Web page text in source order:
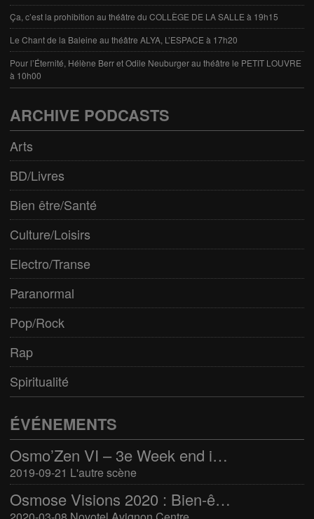
Ça, c’est la prohibition au théâtre du COLLÈGE DE LA SALLE à 19h15
Le Chant de la Baleine au théâtre ALYA, L’ESPACE à 17h20
Pour l’Éternité, Hélène Berr et Odile Neuburger au théâtre le PETIT LOUVRE
à 10h00
ARCHIVE PODCASTS
Arts
BD/Livres
Bien être/Santé
Culture/Loisirs
Electro/Transe
Paranormal
Pop/Rock
Rap
Spiritualité
ÉVÉNEMENTS
Osmo’Zen VI – 3e Week end international du bien-être
2019-09-21 L'autre scène
Osmose Visions 2020 : Bien-être et arts divinatoires